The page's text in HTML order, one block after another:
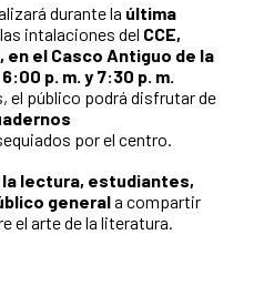
durante la última
intalaciones del CCE,
el Casco Antiguo de la
6:00 p. m. y 7:30 p. m.
el público podrá disfrutar de
por el centro.
lectura, estudiantes,
generala compartir
el arte de la literatura.